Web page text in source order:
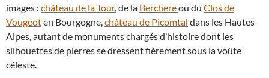
images : château de la Tour, de la Berchèreou du Clos de
Vougeoten Bourgogne,château de Picomtal dans les Hautes-
Alpes, autant de monuments chargés d’histoire dont les
silhouettes de pierres se dressent fièrement sous la voûte
céleste.